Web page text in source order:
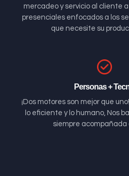
mercadeo y servicio al cliente
presenciales enfocados a los
que necesite su
Personas +
¡Dos motores son mejor que
lo eficiente y lo humano, Nos
siempre acompañada